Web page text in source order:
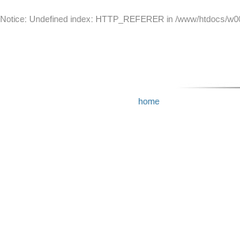
Notice: Undefined index: HTTP_REFERER in /www/htdocs/
home